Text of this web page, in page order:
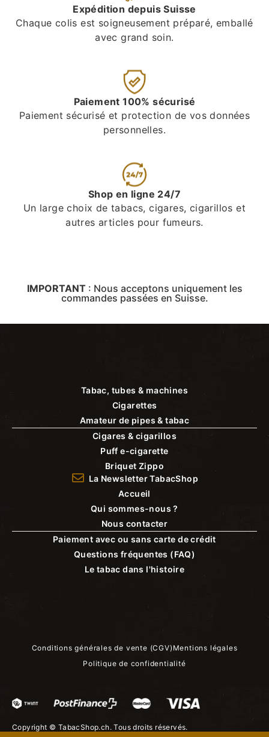
Expédition depuis Suisse
Chaque colis est soigneusement préparé, emballé
avec grand soin.
Paiement 100% sécurisé
Paiement sécurisé et protection de vos données
personnelles.
Shop en ligne 24/7
Un large choix de tabacs, cigares, cigarillos et
autres articles pour fumeurs.
IMPORTANT : Nous acceptons uniquement les
commandes passées en Suisse.
Tabac, tubes & machines
Cigarettes
Amateur de pipes & tabac
Cigares & cigarillos
Puff e-cigarette
Briquet Zippo
La Newsletter TabacShop
Accueil
Qui sommes-nous ?
Nous contacter
Paiement avec ou sans carte de crédit
Questions fréquentes (FAQ)
Le tabac dans l'histoire
Conditions générales de vente (CGV) Mentions légales
Politique de confidentialité
Copyright © TabacShop.ch. Tous droits réservés.